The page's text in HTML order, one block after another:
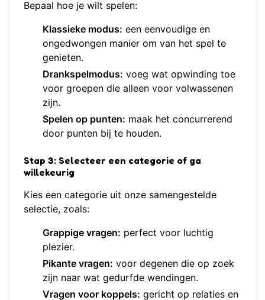
Bepaal hoe je wilt spelen:
Klassieke modus: een eenvoudige en
ongedwongen manier om van het spel te
genieten.
Drankspelmodus: voeg wat opwinding toe
voor groepen die alleen voor volwassenen
zijn.
Spelen op punten: maak het concurrerend
door punten bij te houden.
Stap 3: Selecteer een categorie of ga
willekeurig
Kies een categorie uit onze samengestelde
selectie, zoals:
Grappige vragen: perfect voor luchtig
plezier.
Pikante vragen: voor degenen die op zoek
zijn naar wat gedurfde wendingen.
Vragen voor koppels: gericht op relaties en